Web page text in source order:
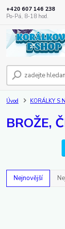
+420 607 146 238
Po-Pá, 8-18 hod.
Úvod KORÁLKY S
BROŽE,
Nejnovější